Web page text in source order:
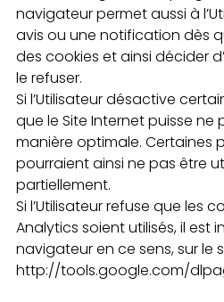
navigateur permet aussi à
avis ou une notification dès
des cookies et ainsi décider
le refuser.
Si l’Utilisateur désactive
que le Site Internet puisse
manière optimale. Certaines
pourraient ainsi ne pas être
partiellement.
Si l’Utilisateur refuse que les
Analytics soient utilisés, il est
navigateur en ce sens, sur le
http://tools.google.com/